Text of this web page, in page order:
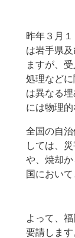
昨年３月
は岩手県
ますが、
処理など
は異なる
には物理
全国の自
しては、
や、焼却
国におい
よって、
要請します